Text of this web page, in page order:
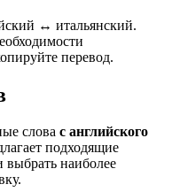
↔ итальянский.
перевод.
слова с английского
подходящие
наиболее